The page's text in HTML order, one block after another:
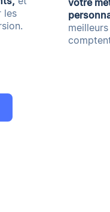
les
votre